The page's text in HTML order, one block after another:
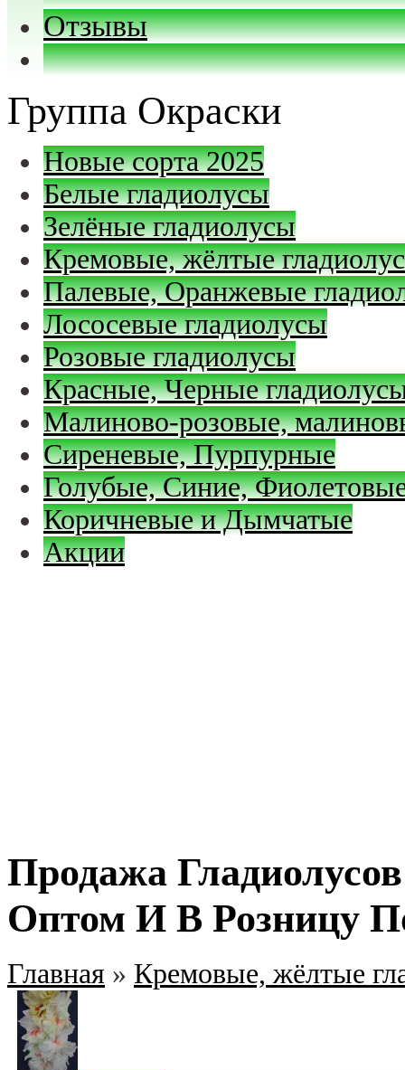
Отзывы
Группа Окраски
Новые сорта 2025
Белые гладиолусы
Зелёные гладиолусы
Кремовые, жёлтые
Палевые, Оранжевые
Лососевые гладиолусы
Розовые гладиолусы
Красные, Черные
Малиново-розовые,
Сиреневые, Пурпурные
Голубые, Синие,
Коричневые и Дымчатые
Акции
Продажа
Оптом И В Розницу
Главная » Кремовые, жёлтые